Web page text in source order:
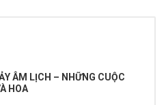
ÂM LỊCH – NHỮNG CUỘC
HOA